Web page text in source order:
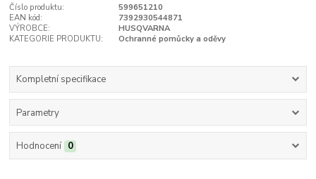
Číslo produktu:
599651210
EAN kód:
7392930544871
VÝROBCE:
HUSQVARNA
KATEGORIE PRODUKTU:
Ochranné pomůcky a oděvy
Kompletní specifikace
Parametry
Hodnocení 0